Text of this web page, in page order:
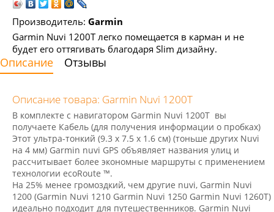
Производитель: Garmin
Garmin Nuvi 1200Т легко помещается в карман и не
будет его оттягивать благодаря Slim дизайну.
Описание Отзывы
Описание товара: Garmin Nuvi 1200Т
В комплекте с навигатором Garmin Nuvi 1200T вы
получаете Кабель (для получения информации о пробках)
Этот ультра-тонкий (9.3 x 7.5 x 1.6 см) (тоньше других Nuvi
на 4 мм) Garmin nuvi GPS объявляет названия улиц и
рассчитывает более экономные маршруты с применением
технологии ecoRoute ™.
На 25% менее громоздкий, чем другие nuvi, Garmin Nuvi
1200 (Garmin Nuvi 1210 Garmin Nuvi 1250 Garmin Nuvi 1260T)
идеально подходит для путешественников. Garmin Nuvi